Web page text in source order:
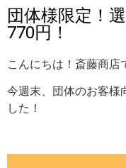
団体様限定！
770円！
こんにちは！斎藤商店
今週末、団体のお客様
した！